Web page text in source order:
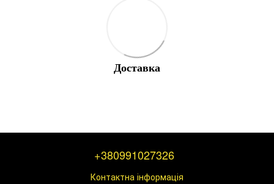
Доставка
+380991027326
Контактна інформація